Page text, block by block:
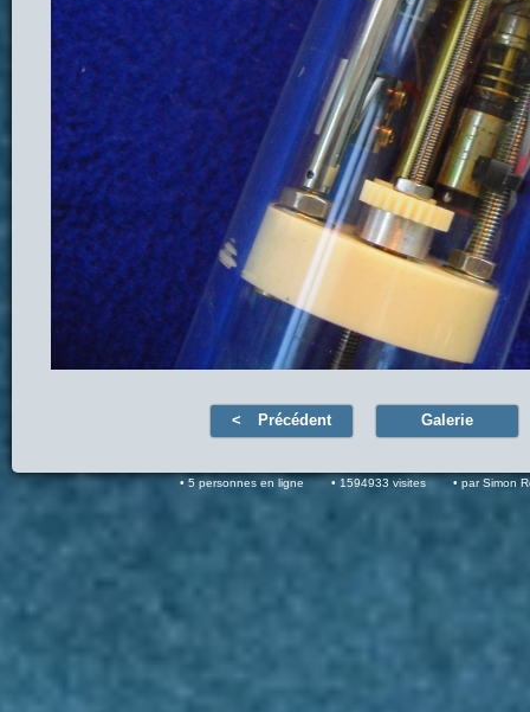
Précédent Galerie
5 personnes en ligne 1594933 visites par Simon